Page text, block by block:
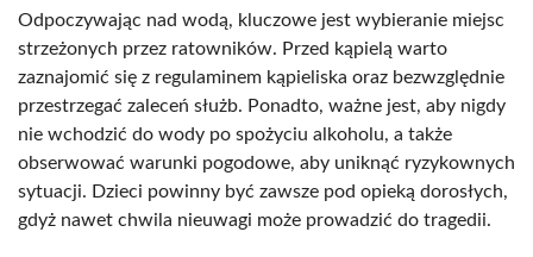
Odpoczywając nad wodą, kluczowe jest wybieranie miejsc
strzeżonych przez ratowników. Przed kąpielą warto
zaznajomić się z regulaminem kąpieliska oraz bezwzględnie
przestrzegać zaleceń służb. Ponadto, ważne jest, aby nigdy
nie wchodzić do wody po spożyciu alkoholu, a także
obserwować warunki pogodowe, aby uniknąć ryzykownych
sytuacji. Dzieci powinny być zawsze pod opieką dorosłych,
gdyż nawet chwila nieuwagi może prowadzić do tragedii.